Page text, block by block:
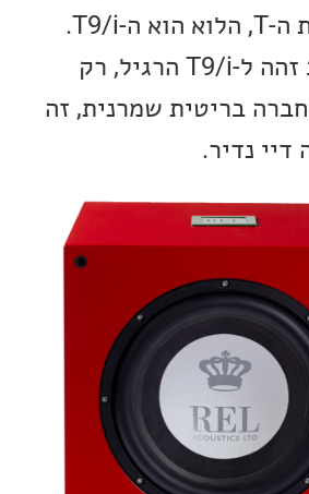
שלהם בסדרת ה-T, הלוא הוא ה-T9/i.
מדובר בסאב זהה ל-T9/i הרגיל, רק
שמרנית, זה